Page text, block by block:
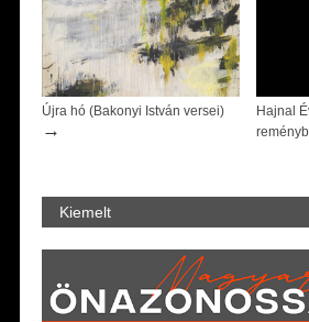
Újra hó (Bakonyi István versei)
→
Hajnal
Kiemelt